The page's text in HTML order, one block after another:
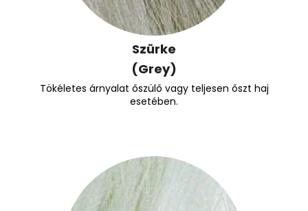
Szürke
(Grey)
Tökéletes árnyalat őszülő vagy teljesen őszt haj
esetében.